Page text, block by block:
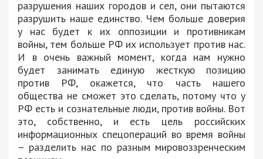
разрушения наших городов и сел, они пытаются
разрушить наше единство. Чем больше доверия
у нас будет к их оппозиции и противникам
войны, тем больше РФ их использует против нас.
И в очень важный момент, когда нам нужно
будет занимать единую жесткую позицию
против РФ, окажется, что часть нашего
общества не сможет это сделать, потому что у
РФ есть и сознательные люди, против войны. Вот
это, собственно, и есть цель российских
информационных спецопераций во время войны
– разделить нас по разным мировоззренческим